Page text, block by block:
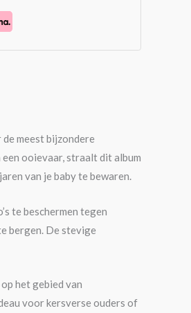
meest bijzondere
ooievaar, straalt dit album
van je baby te bewaren.
te beschermen tegen
bergen. De stevige
het gebied van
voor kersverse ouders of